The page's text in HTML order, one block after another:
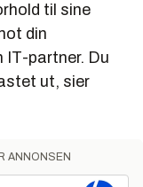
til sine
din
IT-partner. Du
ut, sier
ANNONSEN